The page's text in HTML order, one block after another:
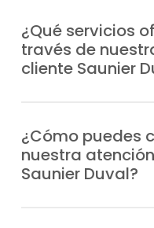
¿Qué servicios
través de
cliente Saunier
solicitudes de
sobre garantías y
tus equipos
¿Cómo puedes
nuestra
Saunier Duval?